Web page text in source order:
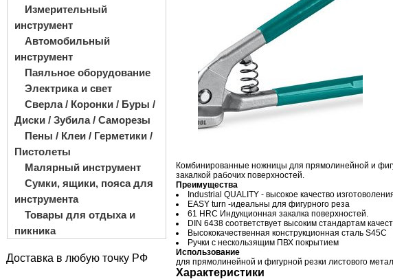
Измерительный
инструмент
Автомобильный
инструмент
Паяльное оборудование
Электрика и свет
Сверла / Коронки / Буры /
Диски / Зубила / Саморезы
Пены / Клеи / Герметики /
Пистолеты
Малярный инструмент
Сумки, ящики, пояса для
инструмента
Товары для отдыха и
пикника
Доставка в любую точку РФ
Комбинированные ножницы для прямолинейной и
закалкой рабочих поверхностей.
Преимущества
Industrial QUALITY - высокое качество
EASY turn -идеальны для фигурного реза
61 HRC Индукционная закалка поверхностей.
DIN 6438 соответствует высоким стандартам
Высококачественная конструкционная сталь S45C
Ручки с нескользящим ПВХ покрытием
Использование
для прямолинейной и фигурной резки листового
Характеристики